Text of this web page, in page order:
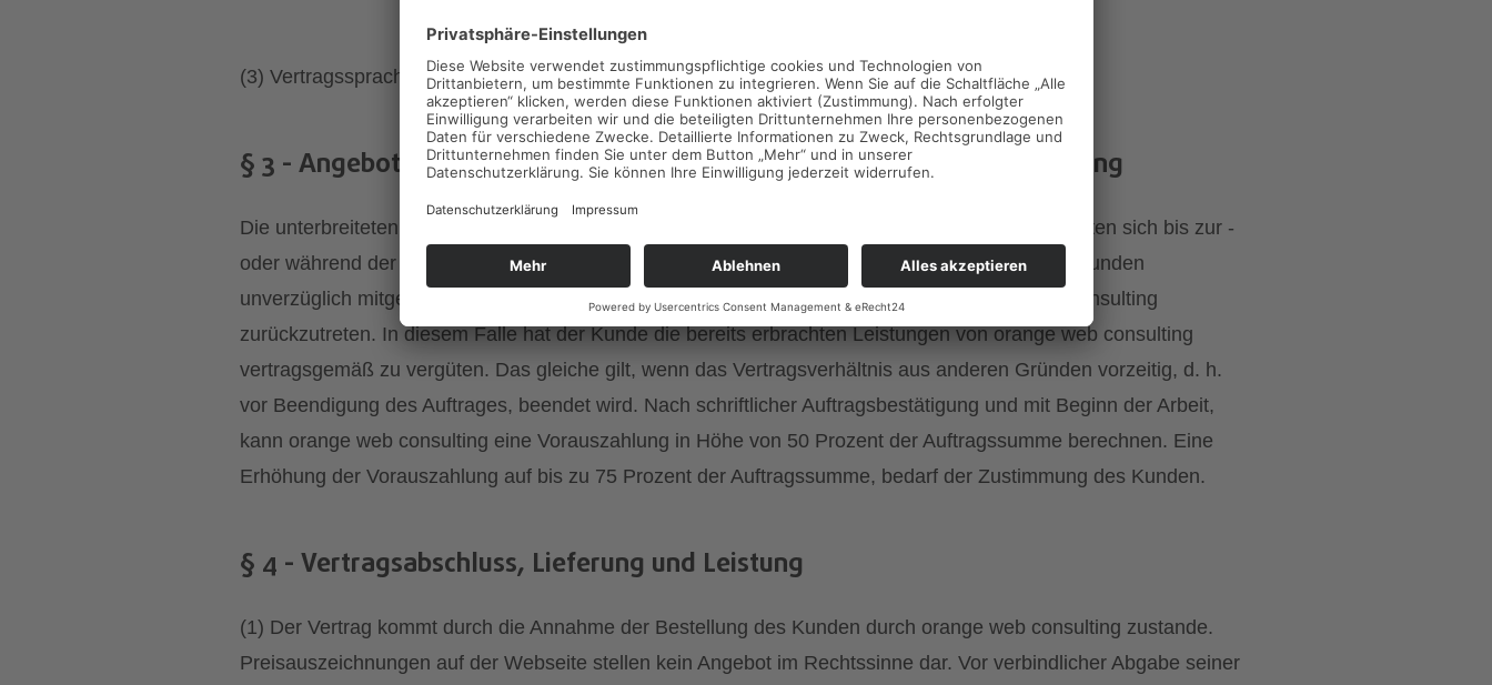
(3) Vertragssprache ist deutsch.
§ 3 - Angebote, Preiserhöhungen, vorzeitige Vertragsbeendigung, Zahlung
Die unterbreiteten Angebote von orange web consulting sind freibleibend und unverbindlich. Sollten sich bis zur -
oder während der - Ausführung des Auftrages Kostenerhöhungen ergeben, werden diese dem Kunden
unverzüglich mitgeteilt. Der Kunde hat in diesem Fall das Recht, vom Vertrag mit orange web consulting
zurückzutreten. In diesem Falle hat der Kunde die bereits erbrachten Leistungen von orange web consulting
vertragsgemäß zu vergüten. Das gleiche gilt, wenn das Vertragsverhältnis aus anderen Gründen vorzeitig, d. h.
vor Beendigung des Auftrages, beendet wird. Nach schriftlicher Auftragsbestätigung und mit Beginn der Arbeit,
kann orange web consulting eine Vorauszahlung in Höhe von 50 Prozent der Auftragssumme berechnen. Eine
Erhöhung der Vorauszahlung auf bis zu 75 Prozent der Auftragssumme, bedarf der Zustimmung des Kunden.
§ 4 - Vertragsabschluss, Lieferung und Leistung
(1) Der Vertrag kommt durch die Annahme der Bestellung des Kunden durch orange web consulting zustande.
Preisauszeichnungen auf der Webseite stellen kein Angebot im Rechtssinne dar. Vor verbindlicher Abgabe seiner